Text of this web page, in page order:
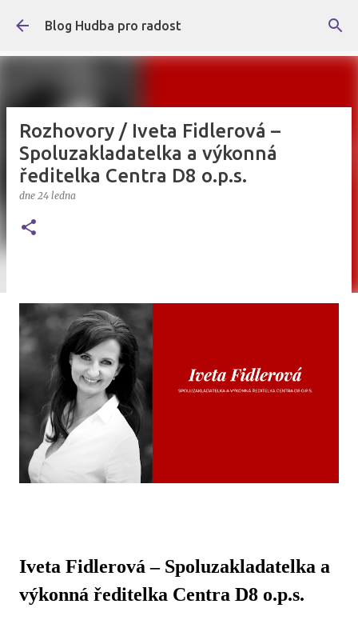
Přeskočit na hlavní obsah
Blog Hudba pro radost
Rozhovory / Iveta Fidlerová –
Spoluzakladatelka a výkonná
ředitelka Centra D8 o.p.s.
dne 24 ledna
Iveta Fidlerová – Spoluzakladatelka a
výkonná ředitelka Centra D8 o.p.s.